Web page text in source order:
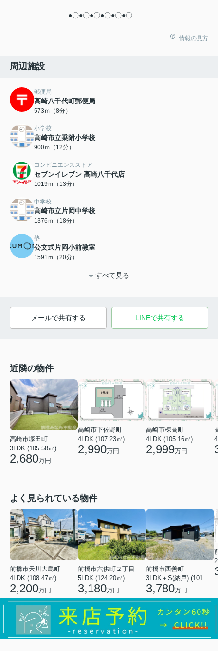
●〇●〇●〇●〇●〇●〇
情報の見方
周辺施設
郵便局
高崎八千代町郵便局
573ｍ（8分）
小学校
高崎市立乗附小学校
900ｍ（12分）
コンビニエンスストア
セブンイレブン 高崎八千代店
1019ｍ（13分）
中学校
高崎市立片岡中学校
1376ｍ（18分）
塾
公文式片岡小前教室
1591ｍ（20分）
すべて見る
メールで共有する LINEで共有する
近隣の物件
高崎市塚田町
3LDK (105.58㎡)
2,680万円
高崎市下佐野町
4LDK (107.23㎡)
2,990万円
高崎市棟高町
4LDK (105.16㎡)
2,999万円
よく見られている物件
前橋市天川大島町
4LDK (108.47㎡)
2,200万円
前橋市六供町２丁目
5LDK (124.20㎡)
3,180万円
前橋市西善町
3,780万円